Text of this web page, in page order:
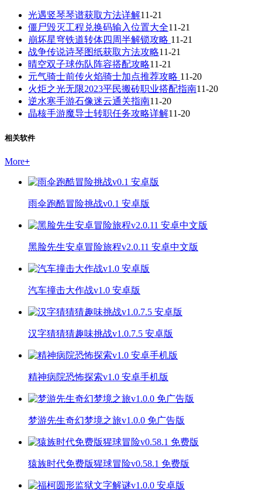
光遇竖琴琴谱获取方法详解11-21
僵尸毁灭工程兑换码输入位置大全11-21
崩坏星穹铁道转体四周半解锁攻略 11-21
战争传说诗琴图纸获取方法攻略11-21
晴空双子球伤队阵容搭配攻略11-21
元气骑士前传火焰骑士加点推荐攻略 11-20
火炬之光无限2023平民搬砖职业搭配指南11-20
逆水寒手游石像迷云通关指南11-20
晶核手游魔导士转职任务攻略详解11-20
相关软件
More+
雨伞跑酷冒险挑战v0.1 安卓版
黑脸先生安卓冒险旅程v2.0.11 安卓中文版
汽车撞击大作战v1.0 安卓版
汉字猜猜猜趣味挑战v1.0.7.5 安卓版
精神病院恐怖探索v1.0 安卓手机版
梦游先生奇幻梦境之旅v1.0.0 免广告版
猿族时代免费版猩球冒险v0.58.1 免费版